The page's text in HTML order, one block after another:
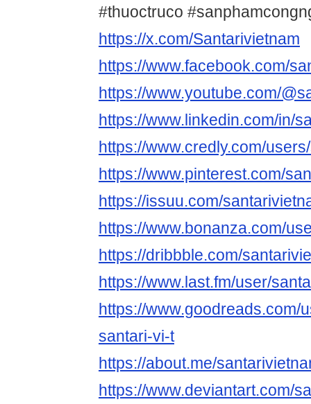
#thuoctruco
https://x.com/Santarivietnam
https://www.facebook.com/
https://www.youtube.com/
https://www.linkedin.com/in/
https://www.credly.com/
https://www.pinterest.com/
https://issuu.com/
https://www.bonanza.com/
https://dribbble.com/
https://www.last.fm/user/
https://www.goodreads.com/
santari-vi-t
https://about.me/
https://www.deviantart.com/